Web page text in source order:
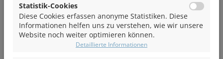
Blicktechnik
Besonderheiten der verschiedenen Bremssysteme
Statistik-Cookies
Diese Cookies erfassen anonyme Statistiken. Diese
Informationen helfen uns zu verstehen, wie wir unsere
Website noch weiter optimieren können.
Detaillierte Informationen